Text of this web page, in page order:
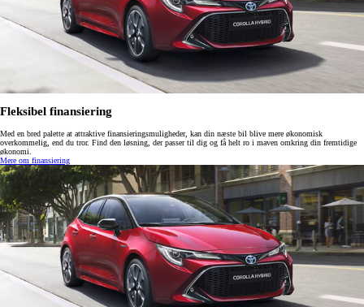
Fleksibel finansiering
Med en bred palette at attraktive finansieringsmuligheder, kan din næste bil blive mere økonomisk
overkommelig, end du tror. Find den løsning, der passer til dig og få helt ro i maven omkring din fremtidige
økonomi.
Mere om finansiering